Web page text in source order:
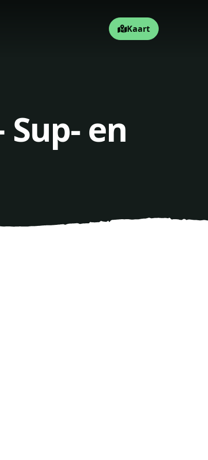
Kaart
en